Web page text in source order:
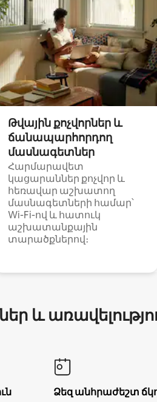
Թվային քոչվորներ և
ճանապարհորդող
մասնագետներ
Հարմարավետ
կացարաններ քոչվոր և
հեռավար աշխատող
մասնագետների համար՝
Wi-Fi-ով և հատուկ
աշխատանքային
տարածքներով։
և
Ձեզ անհրաժեշտ